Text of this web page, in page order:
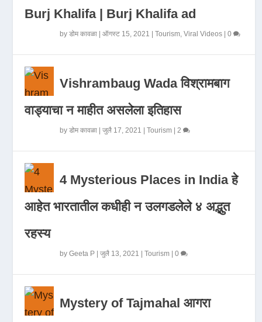
Burj Khalifa | Burj Khalifa ad
byडोम कावळा |ऑगस्ट 15, 2021 |Tourism,Viral Videos |0
Vishrambaug Wada विश्रामबाग
वाड्याचा न माहीत असलेला इतिहास
byडोम कावळा |जुलै 17, 2021 |Tourism |2
4 Mysterious Places in India हे
आहेत भारतातील कधीही न उलगडलेले ४ अद्भुत
रहस्य
byGeeta P |जुलै 13, 2021 |Tourism |0
Mystery of Tajmahal आगरा